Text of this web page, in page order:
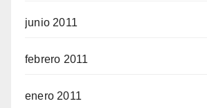
junio 2011
febrero 2011
enero 2011